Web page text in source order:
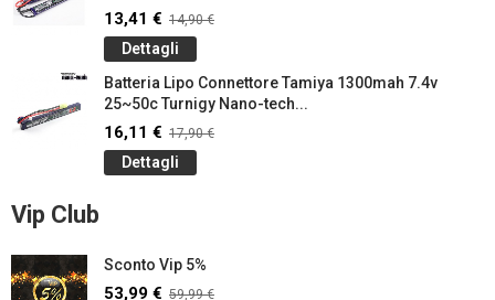
13,41 € 14,90 €
Dettagli
Batteria Lipo Connettore Tamiya 1300mah 7.4v
25~50c Turnigy Nano-tech...
16,11 € 17,90 €
Dettagli
Vip Club
Sconto Vip 5%
53,99 € 59,99 €